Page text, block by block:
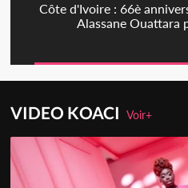
Côte d'Ivoire : 66è
Alassane Ouattara
VIDEO KOACIVoir+